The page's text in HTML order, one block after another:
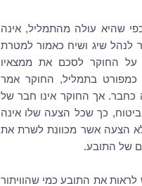
שהיא עולה מהתמליל, אינה
לנהל שיג ושיח כאמור למטרת
על החוקר לסכם את ממצאיו
בתמליל, החוקר אמר
כחבר. אך החוקר אינו חבר של
כך שכל הצעה שלו אינה
הצעה אשר מכוונת לשרת את
של התובע.
את התובע כמי שהוויתור